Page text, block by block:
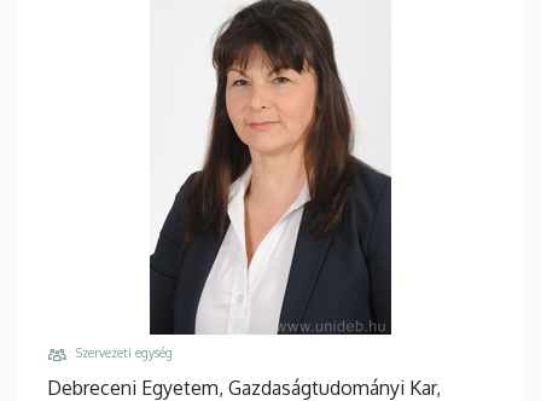
Szervezeti egység
Debreceni Egyetem, Gazdaságtudományi Kar,